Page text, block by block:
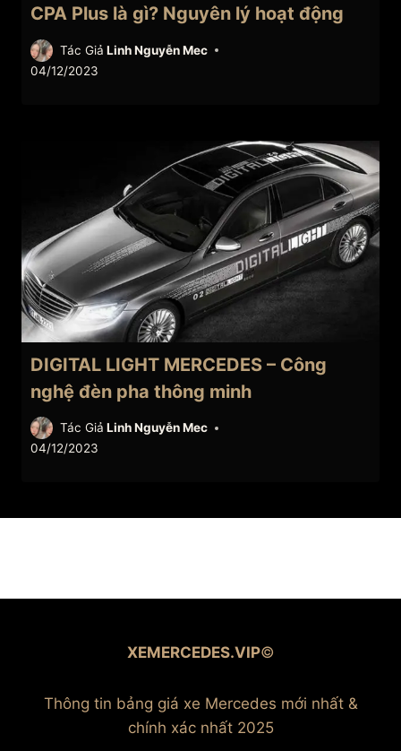
CPA Plus là gì? Nguyên lý hoạt động
Tác Giả Linh Nguyễn Mec
04/12/2023
DIGITAL LIGHT MERCEDES – Công
nghệ đèn pha thông minh
Tác Giả Linh Nguyễn Mec
04/12/2023
XEMERCEDES.VIP©
Thông tin bảng giá xe Mercedes mới nhất &
chính xác nhất 2025